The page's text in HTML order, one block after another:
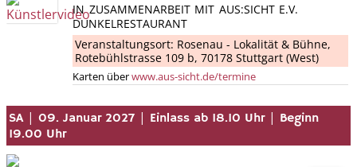
IN ZUSAMMENARBEIT MIT AUS:SICHT E.V.
DUNKELRESTAURANT
Veranstaltungsort: Rosenau - Lokalität & Bühne,
Rotebühlstrasse 109 b, 70178 Stuttgart (West)
Karten überwww.aus-sicht.de/termine
SA | 09. Januar 2027 | Einlass ab 18.10 Uhr | Beginn
19.00 Uhr